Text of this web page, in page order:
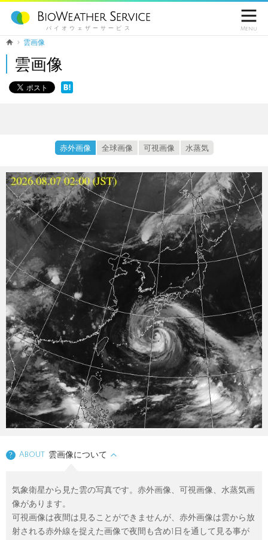
バイオウェザーサービス

Menu
雲画像
雲画像
赤外画像 全球画像 可視画像 水蒸気
? About 雲画像について
気象衛星から見た雲の写真です。赤外画像、可視画像、水蒸気画
像があります。
可視画像は夜間は見ることができませんが、赤外画像は雲から放
射される赤外線を捉えた画像で夜間も含め1日を通して見る事が